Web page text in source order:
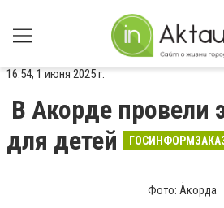
16:54, 1 июня 2025 г.
В Акорде провели
для детей
Фото: Акорда